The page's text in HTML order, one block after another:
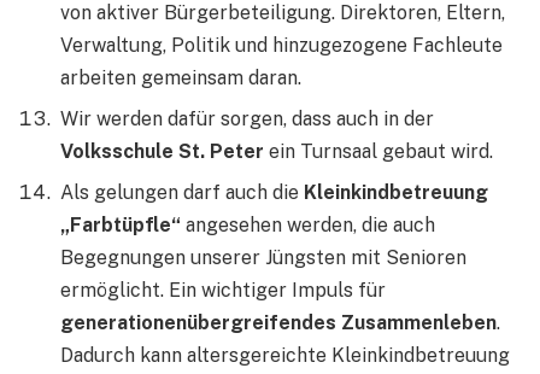
von aktiver Bürgerbeteiligung. Direktoren, Eltern,
Verwaltung, Politik und hinzugezogene Fachleute
arbeiten gemeinsam daran.
Wir werden dafür sorgen, dass auch in der
Volksschule St. Peter ein Turnsaal gebaut wird.
Als gelungen darf auch die Kleinkindbetreuung
„Farbtüpfle“ angesehen werden, die auch
Begegnungen unserer Jüngsten mit Senioren
ermöglicht. Ein wichtiger Impuls für
generationenübergreifendes Zusammenleben.
Dadurch kann altersgereichte Kleinkindbetreuung